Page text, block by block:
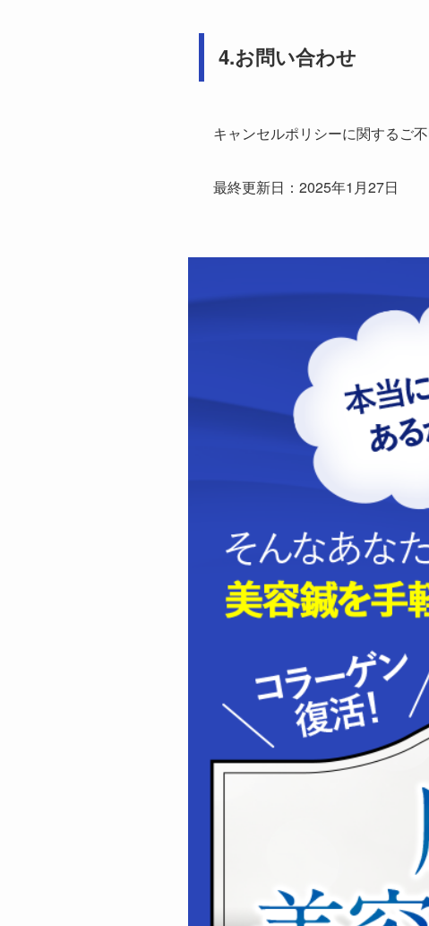
4.お問い合わせ
キャンセルポリシーに関するご
最終更新日：2025年1月27日